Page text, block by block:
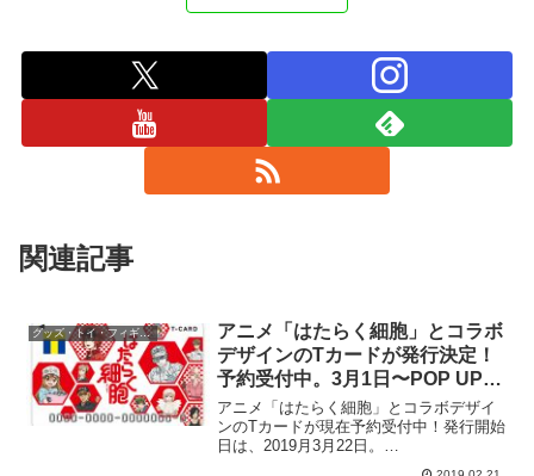
関連記事
グッズ・トイ・フィギュア・
アニメ「はたらく細胞」とコラボ
デザインのTカードが発行決定！
予約受付中。3月1日〜POP UP
SHOPも開催。
アニメ「はたらく細胞」とコラボデザイ
ンのTカードが現在予約受付中！発行開始
日は、2019月3月22日。
WEB（FANDAYS）、もしくはTSUTAYA